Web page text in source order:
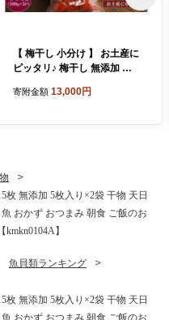
【 梅干し 小分け 】 お土産に
ピッタリ♪ 梅干し 無添加 南
のすっぱい しそ漬け梅干し 5
寄附金額 13,000円
無添加 5枚入り×2袋 干物 天日
おかず おつまみ 朝食 ご飯のお
】
魚貝類ランキング
枚 無添加 5枚入り×2袋 干物 天日
おかず おつまみ 朝食 ご飯のお